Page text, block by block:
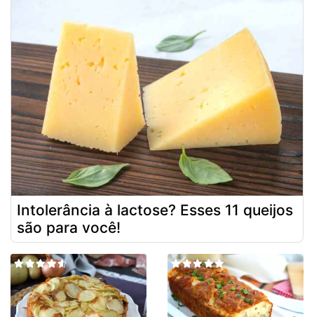
Intolerância à lactose? Esses 11 queijos
são para você!